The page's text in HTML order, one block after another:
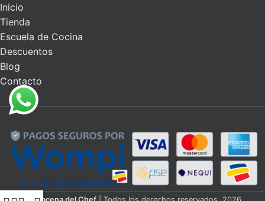
Inicio
Tienda
Escuela de Cocina
Descuentos
Blog
Contacto
La Alacena del Chef | Todos los derechos reservados. 2026